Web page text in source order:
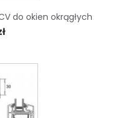
do okien okrągłych